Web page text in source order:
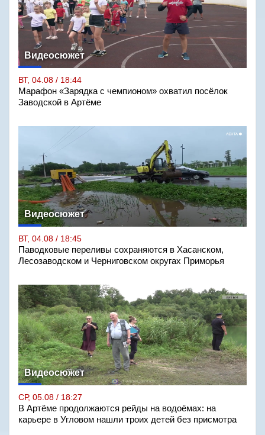
Видеосюжет
ВТ, 04.08 / 18:44
Марафон «Зарядка с чемпионом» охватил посёлок
Заводской в Артёме
Видеосюжет
ВТ, 04.08 / 18:45
Паводковые переливы сохраняются в Хасанском,
Лесозаводском и Черниговском округах Приморья
Видеосюжет
СР, 05.08 / 18:27
В Артёме продолжаются рейды на водоёмах: на
карьере в Угловом нашли троих детей без присмотра